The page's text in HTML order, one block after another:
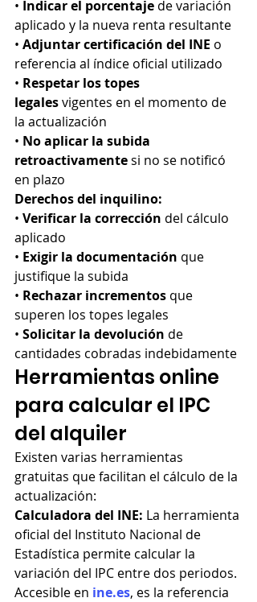
• Indicar el porcentaje de variación
aplicado y la nueva renta resultante
• Adjuntar certificación del INE o
referencia al índice oficial utilizado
• Respetar los topes
legales vigentes en el momento de
la actualización
• No aplicar la subida
retroactivamente si no se notificó
en plazo
Derechos del inquilino:
• Verificar la corrección del cálculo
aplicado
• Exigir la documentación que
justifique la subida
• Rechazar incrementos que
superen los topes legales
• Solicitar la devolución de
cantidades cobradas indebidamente
Herramientas online
para calcular el IPC
del alquiler
Existen varias herramientas
gratuitas que facilitan el cálculo de la
actualización:
Calculadora del INE: La herramienta
oficial del Instituto Nacional de
Estadística permite calcular la
variación del IPC entre dos periodos.
Accesible en ine.es, es la referencia